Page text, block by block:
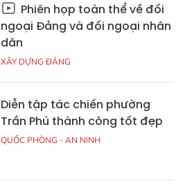
Phiên họp toàn thể về đối
ngoại Đảng và đối ngoại nhân
dân
XÂY DỰNG ĐẢNG
Diễn tập tác chiến phường
Trần Phú thành công tốt đẹp
QUỐC PHÒNG - AN NINH